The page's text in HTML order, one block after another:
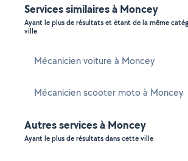
Services similaires à Moncey
Ayant le plus de résultats et étant de la même
ville
Mécanicien voiture à Moncey
Mécanicien scooter moto à Moncey
Autres services à Moncey
Ayant le plus de résultats dans cette ville